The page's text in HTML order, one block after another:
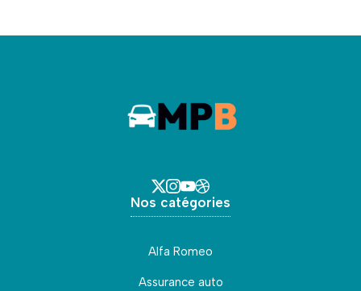
Nos catégories
Alfa Romeo
Assurance auto